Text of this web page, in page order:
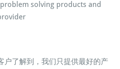
solving products and
户了解到，我们只提供最好的产